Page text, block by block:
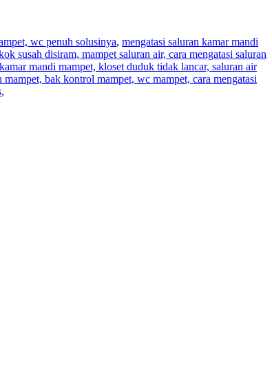
wc penuh solusinya, mengatasi saluran kamar mandi
susah disiram, mampet saluran air, cara mengatasi saluran
mandi mampet, kloset duduk tidak lancar, saluran air
bak kontrol mampet, wc mampet, cara mengatasi
,